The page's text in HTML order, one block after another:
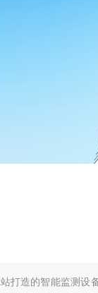
打造的智能监测设